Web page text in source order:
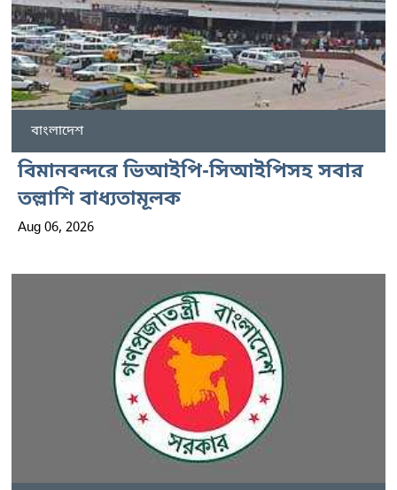
বাংলাদেশ
বিমানবন্দরে ভিআইপি-সিআইপিসহ সবার
তল্লাশি বাধ্যতামূলক
Aug 06, 2026